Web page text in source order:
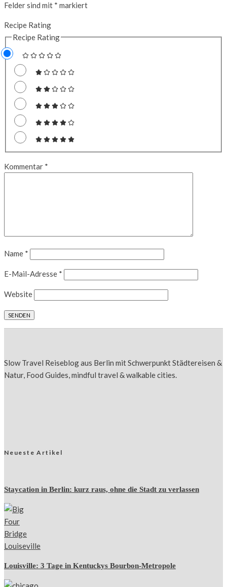
Felder sind mit * markiert
Recipe Rating
Recipe Rating
Kommentar *
Name *
E-Mail-Adresse *
Website
Slow Travel Reiseblog aus Berlin mit Schwerpunkt Städtereisen &
Natur, Food Guides, mindful travel & walkable cities.
Neueste Artikel
Staycation in Berlin: kurz raus, ohne die Stadt zu verlassen
Louisville: 3 Tage in Kentuckys Bourbon-Metropole